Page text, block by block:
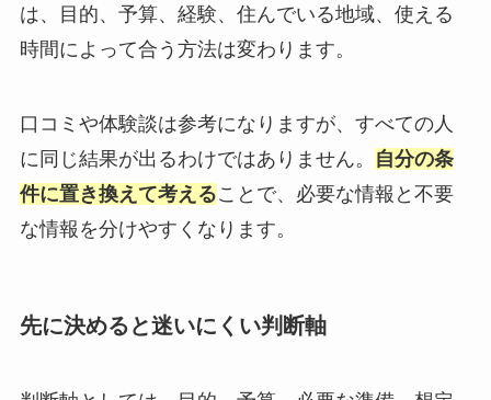
は、目的、予算、経験、住んでいる地域、使える
時間によって合う方法は変わります。
口コミや体験談は参考になりますが、すべての人
に同じ結果が出るわけではありません。
自分の条
件に置き換えて考えることで、必要な情報と不要
な情報を分けやすくなります。
先に決めると迷いにくい判断軸